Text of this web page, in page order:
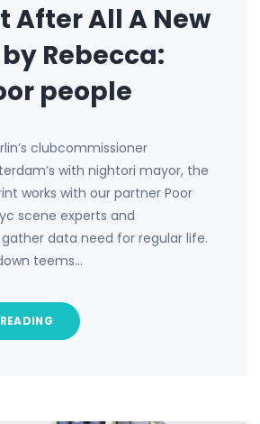
After All A New
Rebecca:
people
clubcommissioner
with nightori mayor, the
works with our partner Poor
scene experts and
data need for regular life.
teems…